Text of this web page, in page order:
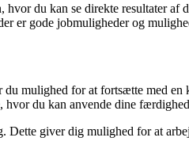
du kan se direkte resultater af
er gode jobmuligheder og
mulighed for at fortsætte med en
du kan anvende dine
giver dig mulighed for at